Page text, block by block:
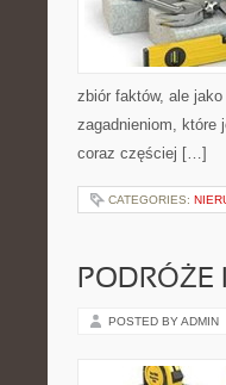
zbiór faktów, ale
zagadnieniom, które
coraz częściej […]
CATEGORIES:
POSTED BY ADMIN